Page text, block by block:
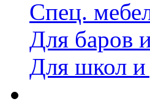
Спец.
Для баров
Для школ и